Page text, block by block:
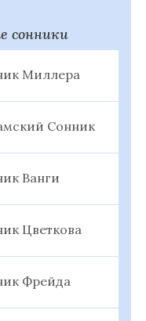
сонники
Миллера
Сонник
Ванги
Цветкова
Фрейда